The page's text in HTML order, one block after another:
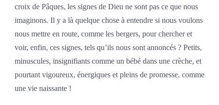
croix de Pâques, les signes de Dieu ne sont pas ce que nous
imaginons. Il y a là quelque chose à entendre si nous voulons
nous mettre en route, comme les bergers, pour chercher et
voir, enfin, ces signes, tels qu’ils nous sont annoncés ? Petits,
minuscules, insignifiants comme un bébé dans une crèche, et
pourtant vigoureux, énergiques et pleins de promesse, comme
une vie naissante !